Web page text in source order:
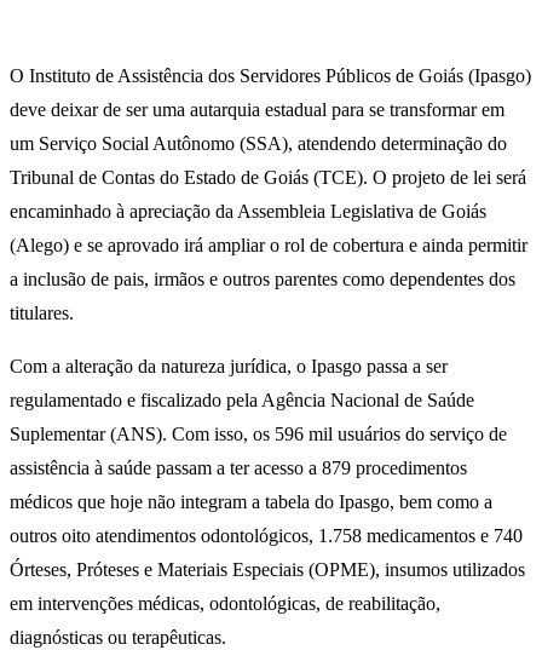
O Instituto de Assistência dos Servidores Públicos de Goiás (Ipasgo)
deve deixar de ser uma autarquia estadual para se transformar em
um Serviço Social Autônomo (SSA), atendendo determinação do
Tribunal de Contas do Estado de Goiás (TCE). O projeto de lei será
encaminhado à apreciação da Assembleia Legislativa de Goiás
(Alego) e se aprovado irá ampliar o rol de cobertura e ainda permitir
a inclusão de pais, irmãos e outros parentes como dependentes dos
titulares.
Com a alteração da natureza jurídica, o Ipasgo passa a ser
regulamentado e fiscalizado pela Agência Nacional de Saúde
Suplementar (ANS). Com isso, os 596 mil usuários do serviço de
assistência à saúde passam a ter acesso a 879 procedimentos
médicos que hoje não integram a tabela do Ipasgo, bem como a
outros oito atendimentos odontológicos, 1.758 medicamentos e 740
Órteses, Próteses e Materiais Especiais (OPME), insumos utilizados
em intervenções médicas, odontológicas, de reabilitação,
diagnósticas ou terapêuticas.